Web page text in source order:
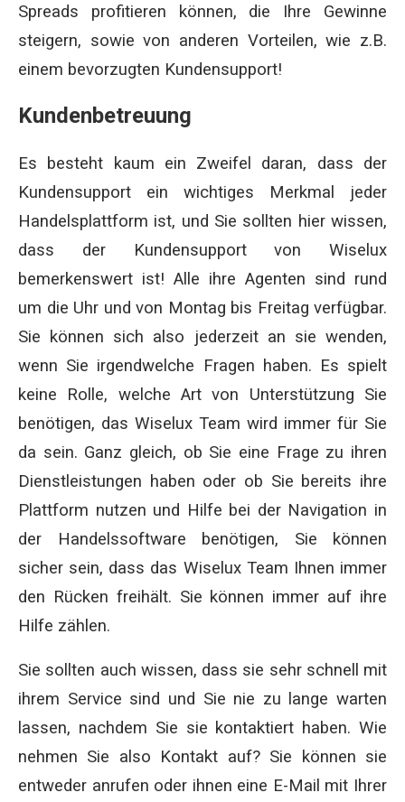
Spreads profitieren können, die Ihre Gewinne
steigern, sowie von anderen Vorteilen, wie z.B.
einem bevorzugten Kundensupport!
Kundenbetreuung
Es besteht kaum ein Zweifel daran, dass der
Kundensupport ein wichtiges Merkmal jeder
Handelsplattform ist, und Sie sollten hier wissen,
dass der Kundensupport von Wiselux
bemerkenswert ist! Alle ihre Agenten sind rund
um die Uhr und von Montag bis Freitag verfügbar.
Sie können sich also jederzeit an sie wenden,
wenn Sie irgendwelche Fragen haben. Es spielt
keine Rolle, welche Art von Unterstützung Sie
benötigen, das Wiselux Team wird immer für Sie
da sein. Ganz gleich, ob Sie eine Frage zu ihren
Dienstleistungen haben oder ob Sie bereits ihre
Plattform nutzen und Hilfe bei der Navigation in
der Handelssoftware benötigen, Sie können
sicher sein, dass das Wiselux Team Ihnen immer
den Rücken freihält. Sie können immer auf ihre
Hilfe zählen.
Sie sollten auch wissen, dass sie sehr schnell mit
ihrem Service sind und Sie nie zu lange warten
lassen, nachdem Sie sie kontaktiert haben. Wie
nehmen Sie also Kontakt auf? Sie können sie
entweder anrufen oder ihnen eine E-Mail mit Ihrer